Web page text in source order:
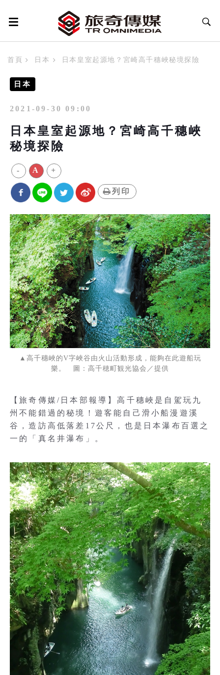
首頁 日本 日本皇室起源地？宮崎高千穗峽秘境探險
日本
2021-09-30 09:00
日本皇室起源地？宮崎高千穗峽
秘境探險
- A +
列印
▲高千穗峽的V字峽谷由火山活動形成，能夠在此遊船玩
樂。 圖：高千穂町観光協会／提供
【旅奇傳媒/日本部報導】高千穗峽是自駕玩九
州不能錯過的秘境！遊客能自己滑小船漫遊溪
谷，造訪高低落差17公尺，也是日本瀑布百選之
一的「真名井瀑布」。